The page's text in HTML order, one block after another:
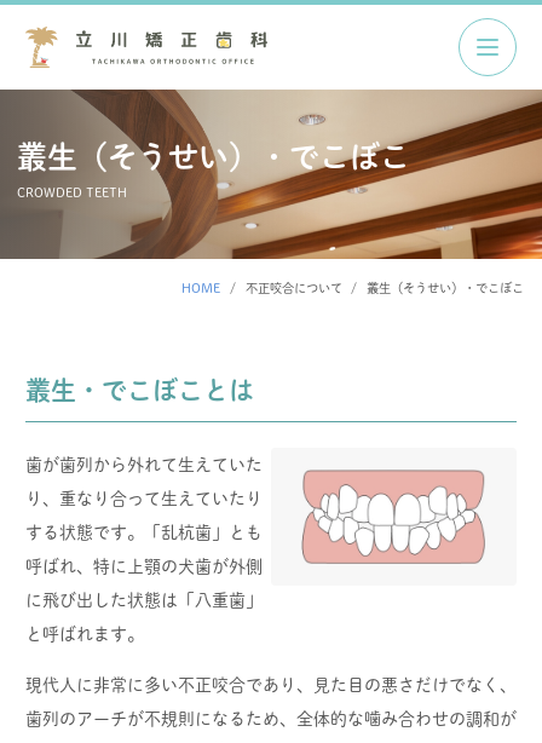
叢生（そうせい）・でこぼこ
CROWDED TEETH
HOME 不正咬合について 叢生（そうせい）・でこぼこ
叢生・でこぼことは
歯が歯列から外れて生えていた
り、重なり合って生えていたり
する状態です。「乱杭歯」とも
呼ばれ、特に上顎の犬歯が外側
に飛び出した状態は「八重歯」
と呼ばれます。
現代人に非常に多い不正咬合であり、見た目の悪さだけでなく、
歯列のアーチが不規則になるため、全体的な噛み合わせの調和が